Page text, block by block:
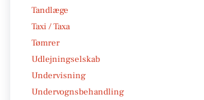
Tandlæge
Taxi / Taxa
Tømrer
Udlejningselskab
Undervisning
Undervognsbehandling